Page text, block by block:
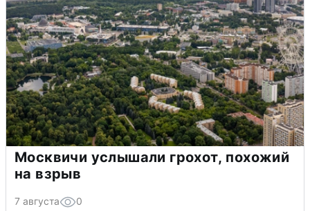
Москвичи услышали грохот, похожий
на взрыв
7 августа 0